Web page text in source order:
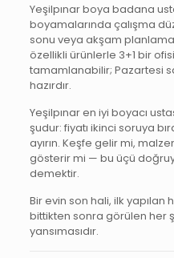
Yeşilpınar boya badana
boyamalarında çalışma
sonu veya akşam
özellikli ürünlerle 3+1 bir
tamamlanabilir; Pazartesi
hazırdır.
Yeşilpınar en iyi boyacı
şudur: fiyatı ikinci soruya
ayırın. Keşfe gelir mi,
gösterir mi — bu üçü
demektir.
Bir evin son hali, ilk yapılan
bittikten sonra görülen her
yansımasıdır.